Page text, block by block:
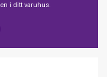
i ditt varuhus.